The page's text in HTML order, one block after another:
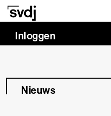
Naar hoofdinhoud
Inloggen
Nieuws